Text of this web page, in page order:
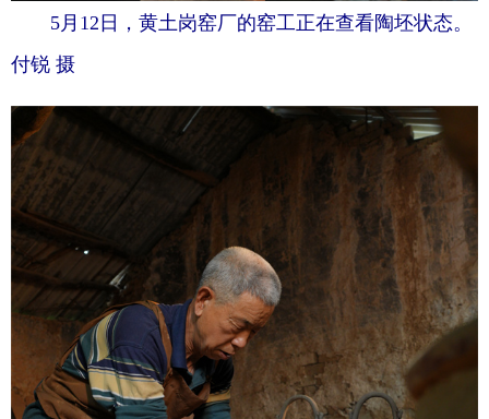
5月12日，黄土岗窑厂的窑工正在查看陶坯状态。
付锐 摄